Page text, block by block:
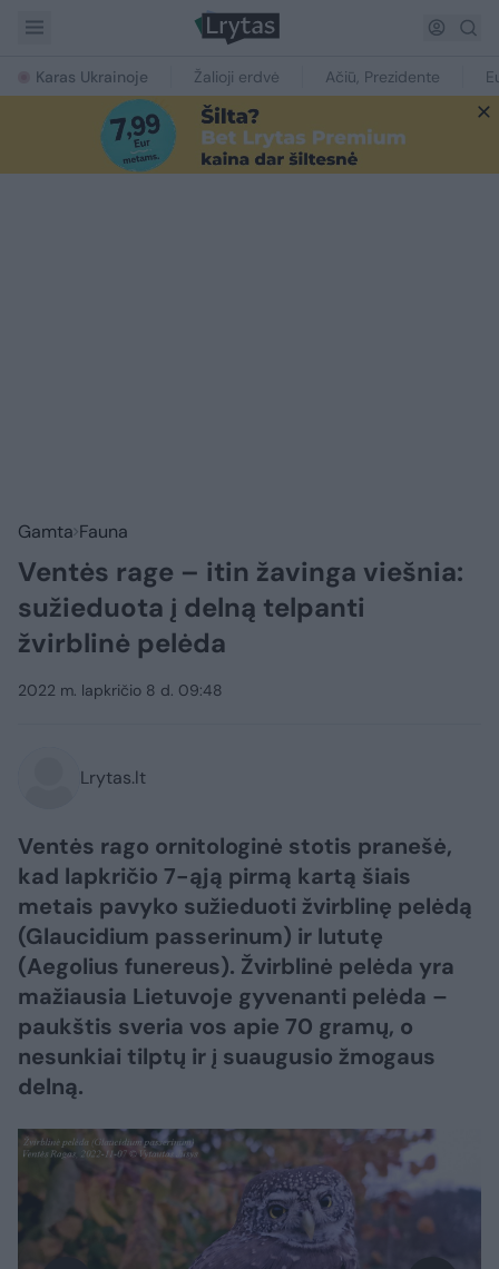
Karas Ukrainoje Žalioji erdvė Ačiū, Prezidente
Gamta Fauna
Ventės rage – itin žavinga viešnia:
sužieduota į delną telpanti
žvirblinė pelėda
2022 m. lapkričio 8 d. 09:48
Lrytas.lt
Ventės rago ornitologinė stotis pranešė,
kad lapkričio 7-ąją pirmą kartą šiais
metais pavyko sužieduoti žvirblinę pelėdą
(Glaucidium passerinum) ir lututę
(Aegolius funereus). Žvirblinė pelėda yra
mažiausia Lietuvoje gyvenanti pelėda –
paukštis sveria vos apie 70 gramų, o
nesunkiai tilptų ir į suaugusio žmogaus
delną.